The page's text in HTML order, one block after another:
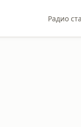
Радио